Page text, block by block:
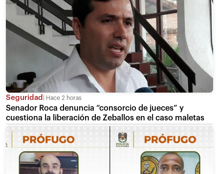
Seguridad Hace 2 horas
Senador Roca denuncia “consorcio de jueces” y
cuestiona la liberación de Zeballos en el caso maletas